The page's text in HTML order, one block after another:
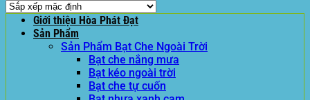
Hòa Phát Đạt
Giới thiệu Hòa Phát Đạt
Sản Phẩm
Sản Phẩm Bạt Che Ngoài Trời
Bạt che nắng mưa
Bạt kéo ngoài trời
Bạt che tự cuốn